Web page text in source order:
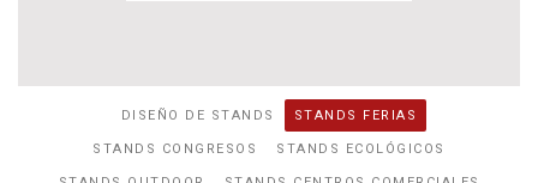
DISEÑO DE STANDS STANDS FERIAS
STANDS CONGRESOS STANDS ECOLÓGICOS